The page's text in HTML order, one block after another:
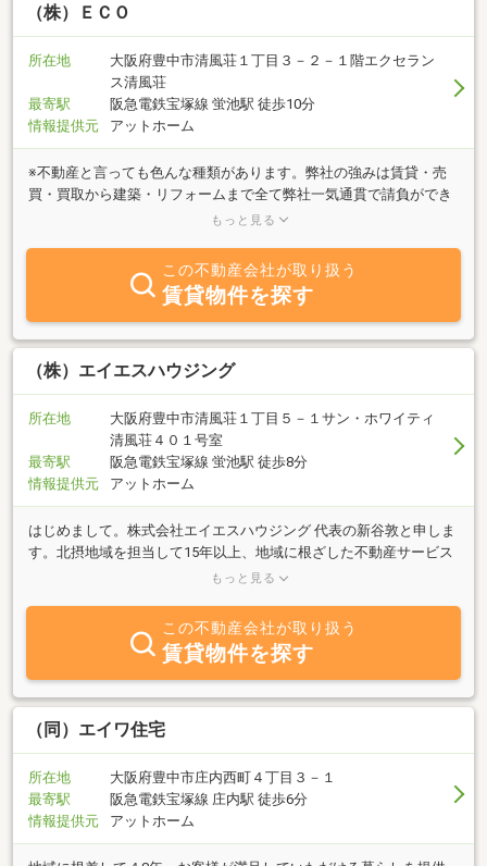
（株）ＥＣＯ
所在地
大阪府豊中市清風荘１丁目３－２－１階エクセラン
ス清風荘
最寄駅
阪急電鉄宝塚線 蛍池駅 徒歩10分
情報提供元
アットホーム
※不動産と言っても色んな種類があります。弊社の強みは賃貸・売
買・買取から建築・リフォームまで全て弊社一気通貫で請負ができ
ます。近年では不動産の保有、宅建業開業のサポートを助成金を使
で。その先の運用、開業全てサポートいたします。地域密着お気軽
にご相談ください。◇常時【売却・ローン相談】無料で承ります。
もっと見る
この不動産会社が取り扱う
賃貸物件を探す
（株）エイエスハウジング
所在地
大阪府豊中市清風荘１丁目５－１サン・ホワイティ
清風荘４０１号室
最寄駅
阪急電鉄宝塚線 蛍池駅 徒歩8分
情報提供元
アットホーム
はじめまして。株式会社エイエスハウジング 代表の新谷敦と申しま
す。北摂地域を担当して15年以上、地域に根ざした不動産サービス
を心がけてまいりました。『お客様とのすばらしい出会いを大切に
トーに、明るく元気に、そして誠実に取り組んでおります。家を
「売りたい」「買いたい」「借りたい」など、どのようなご希望で
もお気軽にご相談ください。お客様の条件やライフスタイルに合わ
せ、最適な物件をご提案いたします。ぜひ一度、お話をお聞かせい
ただければ幸いです。また当社では、新着物件を中心に、タイムリ
ーで的確なアドバイスができるよう努めております。現在の不動産
入に際しては、ご納得いただけるまでしっかりと寄り添い、無理な
営業や押し売りは一切いたしません。多くのお客様から信頼してい
ただける会社を目指し、これからも日々努力してまいります。今後
もっと見る
この不動産会社が取り扱う
賃貸物件を探す
（同）エイワ住宅
所在地
大阪府豊中市庄内西町４丁目３－１
最寄駅
阪急電鉄宝塚線 庄内駅 徒歩6分
情報提供元
アットホーム